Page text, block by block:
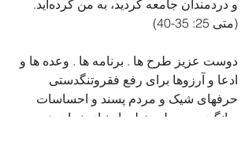
و دردمندان جامعه کردید، به من کرده‌اید.
(متی 25: 35-40)
دوست عزیز طرح ها . برنامه ها . وعده ها و
ادعا و آرزوها برای رفع فقروتنگدستی
حرفهای شیک و مردم پسند و احساسات
برانگیزست. ولی خیلی از نیازمند ان همین